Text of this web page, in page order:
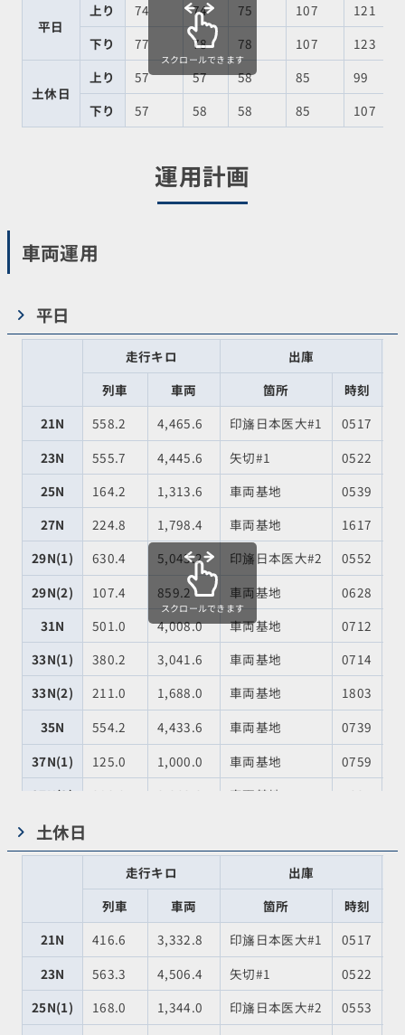
平日
上り 74 74 75 107
121
下り
77 78 78 107 123
土休日
上り 57 57 58 85
99
下り
57 58 58 85 107
スクロールできます
運用計画
車両運用
平日
走行キロ
出庫
列車
車両 箇所
時刻
21N
558.2 4,465.6 印旛日本医大#1 0517
23N
555.7 4,445.6 矢切#1 0522
25N
164.2 1,313.6 車両基地 0539
27N
224.8 1,798.4 車両基地 1617
29N(1)
630.4 5,043.2 印旛日本医大#2 0552
29N(2)
107.4 859.2 車両基地 0628
31N
501.0 4,008.0 車両基地 0712
33N(1)
380.2 3,041.6 車両基地 0714
33N(2)
211.0 1,688.0 車両基地 1803
35N
554.2 4,433.6 車両基地 0739
37N(1)
125.0 1,000.0 車両基地 0759
37N(2)
車両基地
39N
合計
4,648.4 37,187.2
スクロールできます
土休日
走行キロ
出庫
列車
車両 箇所
時刻
21N
416.6 3,332.8 印旛日本医大#1 0517
23N
563.3 4,506.4 矢切#1 0522
25N(1)
168.0 1,344.0 印旛日本医大#2 0553